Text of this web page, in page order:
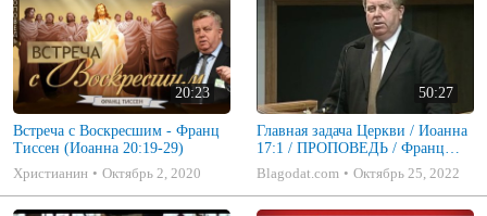
11. Верьте Мне, что Я в Отце и Отец во Мне; а если не так, то
верьте Мне по самым делам.
12. Истинно, истинно говорю вам: верующий в Меня, дела,
которые творю Я, и он сотворит; и больше сих сотворит, потому
что Я к Отцу Моему иду.
(Св. Евангелие от Иоанна 14:11,12)
20:23
Встреча с Воскресшим - Франц
Тиссен (Иоанна 20:19-29)
Христианин
Октябрь 2, 2020
50:27
Главная задача Церкви / Иоанна
17:1 / ПРОПОВЕДЬ / Франц
Тиссен
Blagodat.com Октябрь 25, 2022